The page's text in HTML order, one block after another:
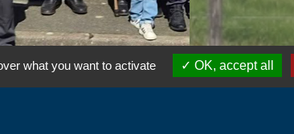
what you want to activate OK, accept all